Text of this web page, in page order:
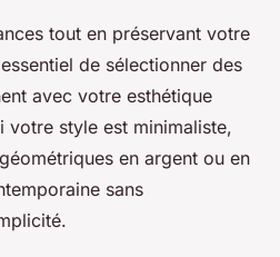
tout en préservant votre
de sélectionner des
avec votre esthétique
votre style est minimaliste,
en argent ou en
sans